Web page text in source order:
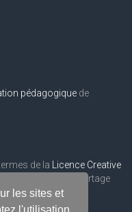
les sites et
l'utilisation
pédagogique de
de la Licence Creative
commerciale – Partage